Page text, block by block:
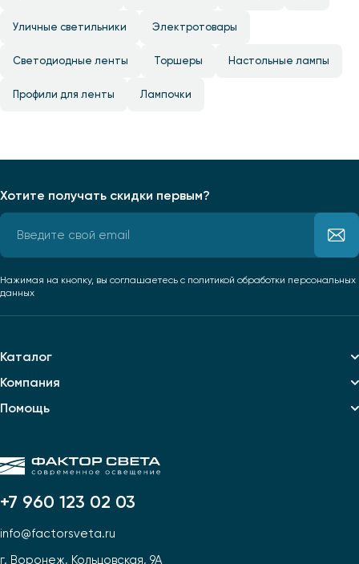
Уличные светильники Электротовары
Светодиодные ленты Торшеры Настольные лампы
Профили для ленты Лампочки
+7 960 123 02 03
info@factorsveta.ru
г. Воронеж, Кольцовская, 9А
Каталог
Компания
Помощь
Хотите получать скидки первым?
Нажимая на кнопку, вы соглашаетесь с политикой обработки персональных
данных